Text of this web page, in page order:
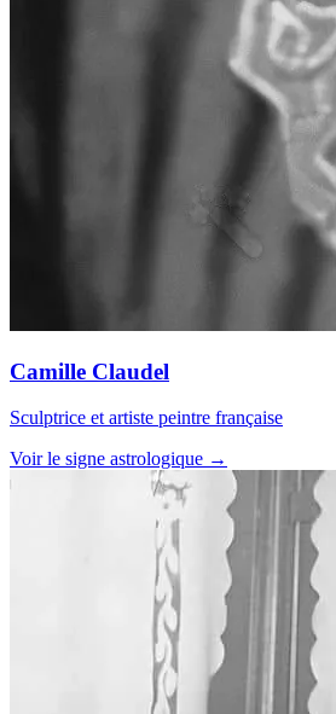
Camille Claudel
Sculptrice et artiste peintre française
Voir le signe astrologique →